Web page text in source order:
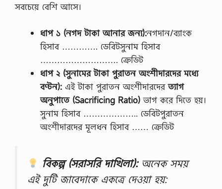
সবচেয়ে বেশি আসে।
ধাপ ১ (নগদ টাকা আনার জন্য):নগদান/ব্যাংক
হিসাব …………. ডেবিটসুনাম হিসাব
………………………. ক্রেডিট
ধাপ ২ (সুনামের টাকা পুরাতন অংশীদারদের মধ্যে
বণ্টন): এই টাকা পুরাতন অংশীদারদেরত্যাগ
অনুপাতে (Sacrificing Ratio) ভাগ করে দিতে হয়।
সুনাম হিসাব ……………….. ডেবিটপুরাতন
অংশীদারদের মূলধন হিসাব …… ক্রেডিট
বিকল্প (সরাসরি দাখিলা):অনেক সময়
এই দুটি জাবেদাকে একত্রে দেওয়া হয়: